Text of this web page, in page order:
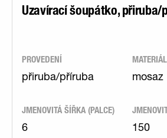
Uzavírací šoupátko, přiruba/
PROVEDENÍ
přiruba/příruba
MATERIÁL
mosaz
JMENOVITÁ ŠÍŘKA (PALCE)
6 150